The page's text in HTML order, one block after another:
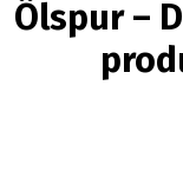
Ölspur –